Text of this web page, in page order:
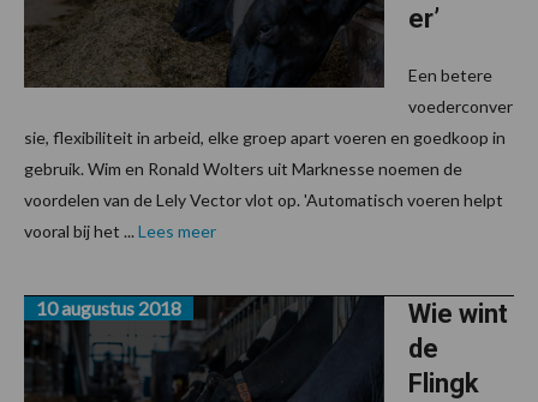
er’
Een betere
voederconver
sie, flexibiliteit in arbeid, elke groep apart voeren en goedkoop in
gebruik. Wim en Ronald Wolters uit Marknesse noemen de
voordelen van de Lely Vector vlot op. 'Automatisch voeren helpt
vooral bij het ... Lees meer
Wie wint
de
Flingk
10 augustus 2018